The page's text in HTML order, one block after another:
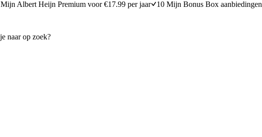
Mijn Albert Heijn Premium voor €17.99 per jaar 10 Mijn Bonus Box aanbiedingen